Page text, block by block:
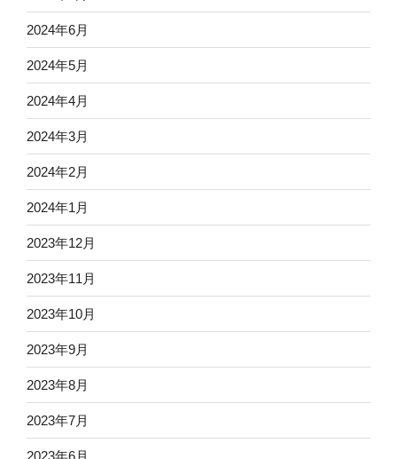
2024年6月
2024年5月
2024年4月
2024年3月
2024年2月
2024年1月
2023年12月
2023年11月
2023年10月
2023年9月
2023年8月
2023年7月
2023年6月